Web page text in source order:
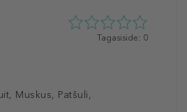
Muskus, Patšuli,
0
Tagasiside: 0